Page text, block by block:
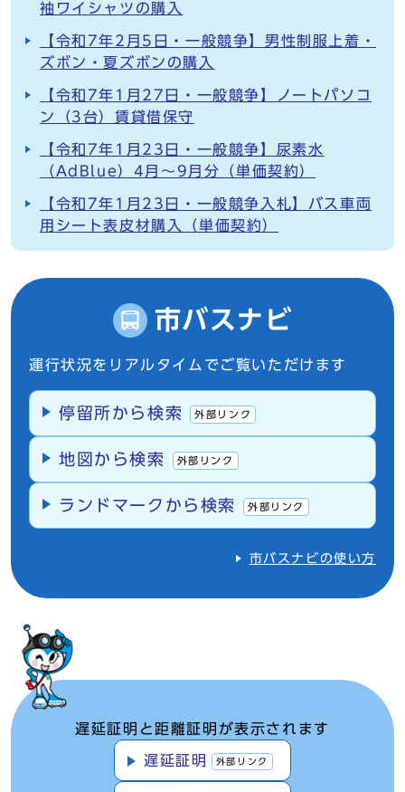
袖ワイシャツの購入
【令和7年2月5日・一般競争】男性制服上着・
ズボン・夏ズボンの購入
【令和7年1月27日・一般競争】ノートパソコ
ン（3台）賃貸借保守
【令和7年1月23日・一般競争】尿素水
（AdBlue）4月～9月分（単価契約）
【令和7年1月23日・一般競争入札】バス車両
用シート表皮材購入（単価契約）
市バスナビ
運行状況をリアルタイムでご覧いただけます
停留所から検索 外部リンク
地図から検索 外部リンク
ランドマークから検索 外部リンク
市バスナビの使い方
遅延証明と距離証明が表示されます
遅延証明 外部リンク